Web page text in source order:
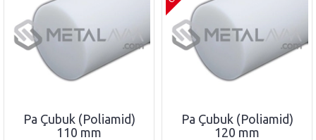
Pa Çubuk (Poliamid)
110 mm
Pa Çubuk (Poliamid)
120 mm